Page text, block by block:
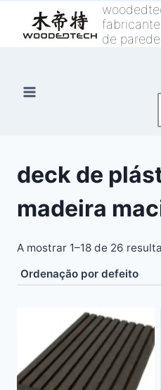
de
deck de
madeira
A mostrar 1–18 de 26